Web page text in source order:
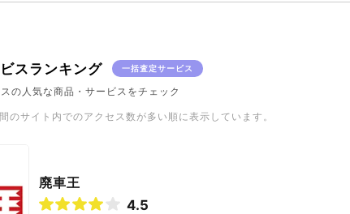
スランキング 一括査定サービス
の人気な商品・サービスをチェック
のサイト内でのアクセス数が多い順に表示しています。
廃車王
4.5